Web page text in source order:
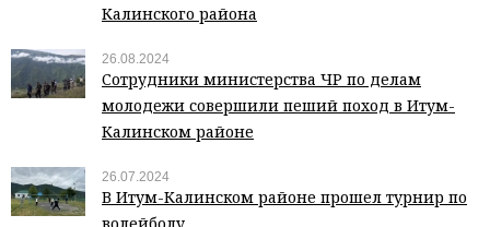
Калинского района
26.08.2024
Сотрудники министерства ЧР по делам
молодежи совершили пеший поход в Итум-
Калинском районе
26.07.2024
В Итум-Калинском районе прошел турнир по